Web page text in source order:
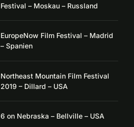
Festival – Moskau – Russland
EuropeNow Film Festival – Madrid
– Spanien
Northeast Mountain Film Festival
2019 – Dillard – USA
6 on Nebraska – Bellville – USA